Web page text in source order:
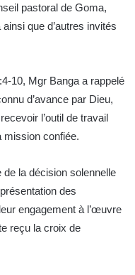
pastoral de Goma,
que d’autres invités
10, Mgr Banga a rappelé
d’avance par Dieu,
l’outil de travail
mission confiée.
la décision solennelle
des
engagement à l’œuvre
reçu la croix de